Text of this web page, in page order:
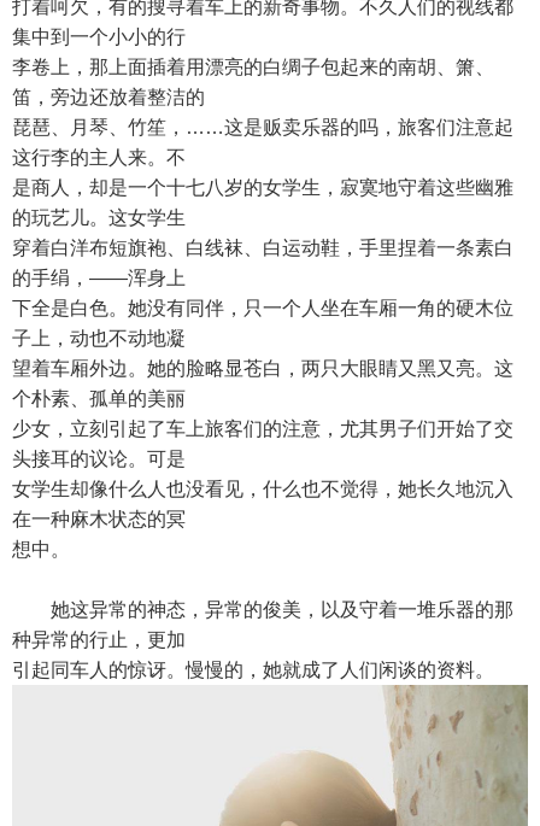
打着呵欠，有的搜寻着车上的新奇事物。不久人们的视线都
集中到一个小小的行
李卷上，那上面插着用漂亮的白绸子包起来的南胡、箫、
笛，旁边还放着整洁的
琵琶、月琴、竹笙，……这是贩卖乐器的吗，旅客们注意起
这行李的主人来。不
是商人，却是一个十七八岁的女学生，寂寞地守着这些幽雅
的玩艺儿。这女学生
穿着白洋布短旗袍、白线袜、白运动鞋，手里捏着一条素白
的手绢，——浑身上
下全是白色。她没有同伴，只一个人坐在车厢一角的硬木位
子上，动也不动地凝
望着车厢外边。她的脸略显苍白，两只大眼睛又黑又亮。这
个朴素、孤单的美丽
少女，立刻引起了车上旅客们的注意，尤其男子们开始了交
头接耳的议论。可是
女学生却像什么人也没看见，什么也不觉得，她长久地沉入
在一种麻木状态的冥
想中。
她这异常的神态，异常的俊美，以及守着一堆乐器的那
种异常的行止，更加
引起同车人的惊讶。慢慢的，她就成了人们闲谈的资料。